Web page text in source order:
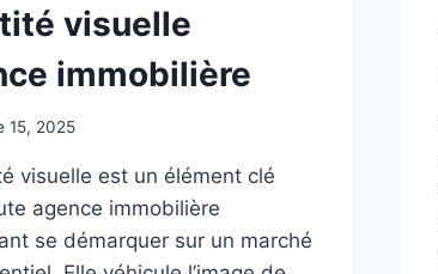
360
visuelle
immobilière
15, 2025
visuelle est un élément clé
agence immobilière
se démarquer sur un marché